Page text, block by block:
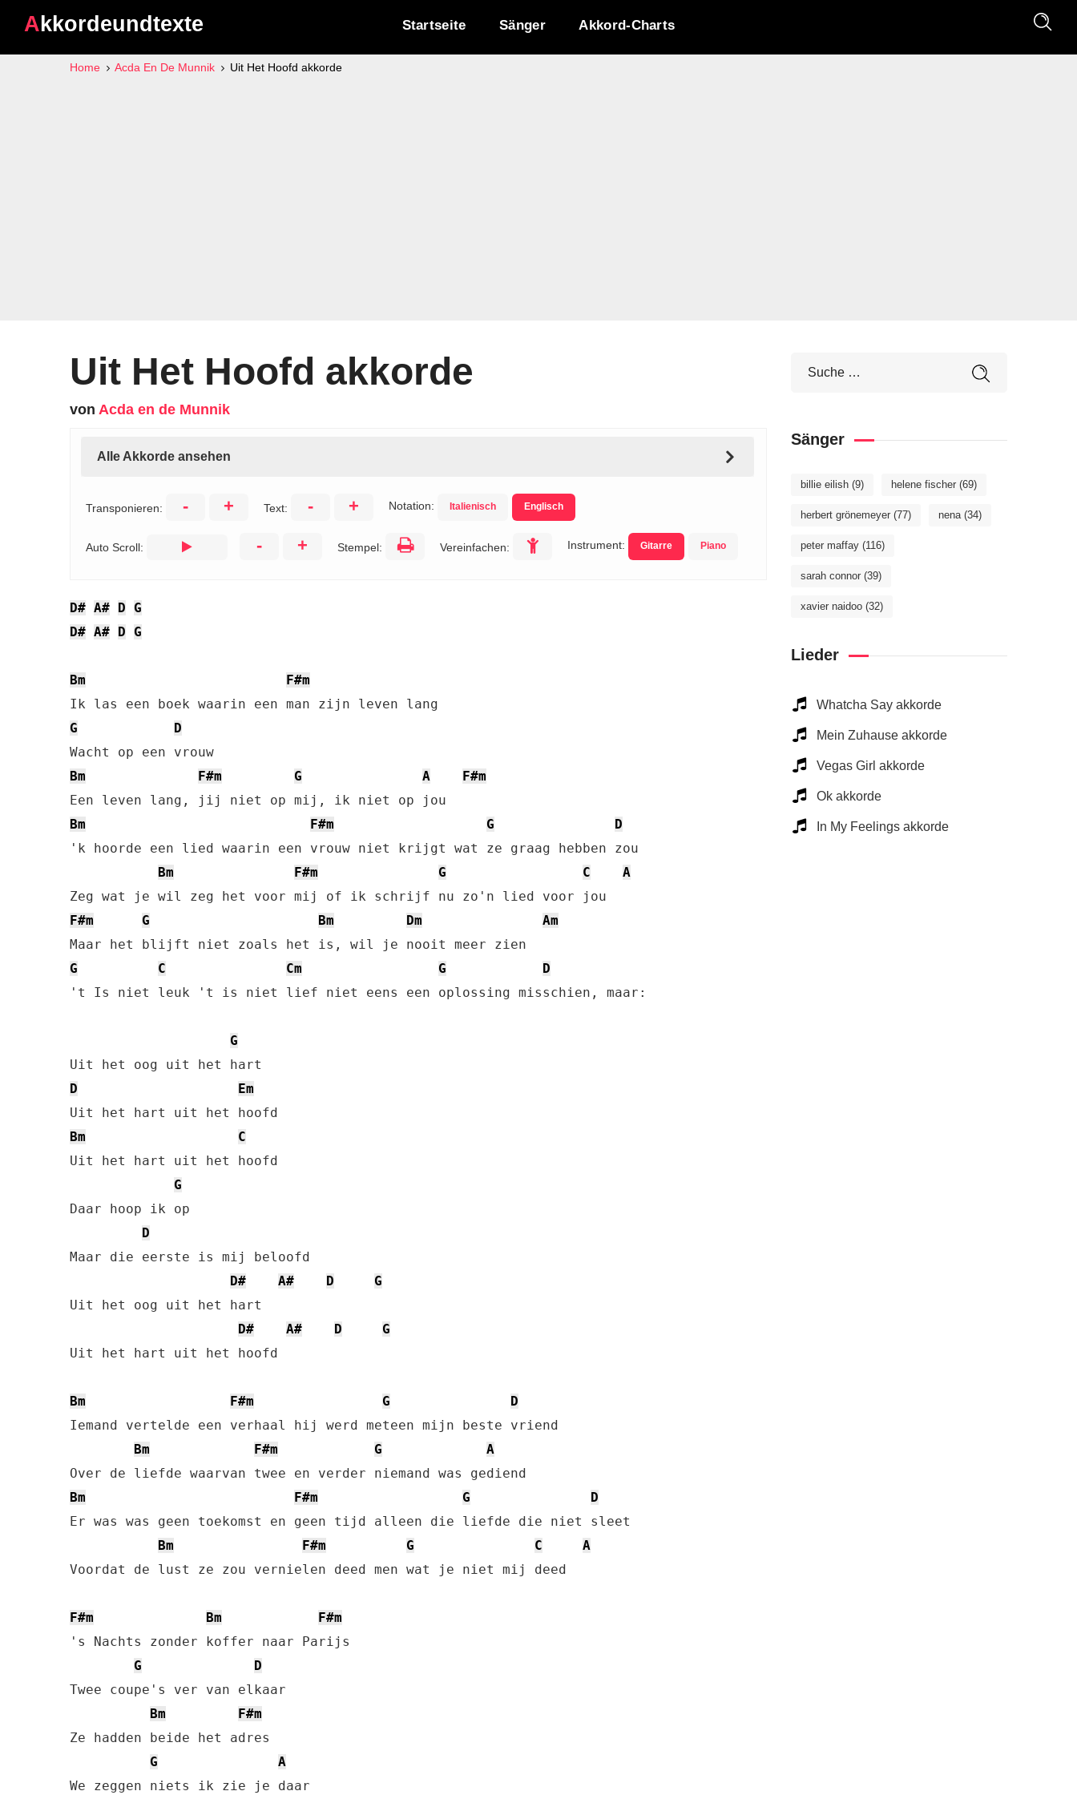
Akkordeundtexte Startseite Sänger Akkord-Charts
Home Acda En De Munnik Uit Het Hoofd akkorde
Uit Het Hoofd akkorde
von Acda en de Munnik
Alle Akkorde ansehen
Transponieren: - + Text: - + Notation: Italienisch Englisch
Auto Scroll: - + Stempel: Vereinfachen: Instrument: Gitarre Piano
D# A# D
G
D# A# D G
Bm
F#m
G
D
Bm
F#m G A
F#m
Bm
F#m G
D
'k hoorde een lied waarin een vrouw niet krijgt wat ze graag hebben zou
Bm
F#m G C
A
F#m
G Bm Dm
Am
G
C Cm G
D
't Is niet leuk 't is niet lief niet eens een oplossing misschien, maar:
G
D
Em
Bm
C
Uit het hart uit het hoofd
G
Daar hoop ik op
D
Maar die eerste is mij beloofd
D#
A# D
G
Uit het oog uit het hart
D#
A# D
G
Uit het hart uit het hoofd
Bm F#m G
D
Iemand vertelde een verhaal hij werd meteen mijn beste vriend
Bm
F#m G
A
Bm
F#m G
D
Er was was geen toekomst en geen tijd alleen die liefde die niet sleet
Bm
F#m G C
A
Voordat de lust ze zou vernielen deed men wat je niet mij deed
F#m Bm
F#m
's Nachts zonder koffer naar Parijs
G
D
Twee coupe's ver van elkaar
Bm
F#m
Ze hadden beide het adres
G
A
We zeggen niets ik zie je daar
Sänger
billie eilish (9) helene fischer (69)
herbert grönemeyer (77) nena(34)
peter maffay (116)
sarah connor (39)
xavier naidoo (32)
Lieder
Whatcha Say akkorde
Mein Zuhause akkorde
Vegas Girl akkorde
Ok akkorde
In My Feelings akkorde